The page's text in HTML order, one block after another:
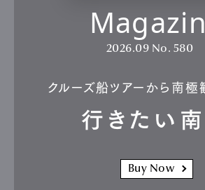
2026.09 No. 580
クルーズ船ツアーから南極
行きたい
Buy Now